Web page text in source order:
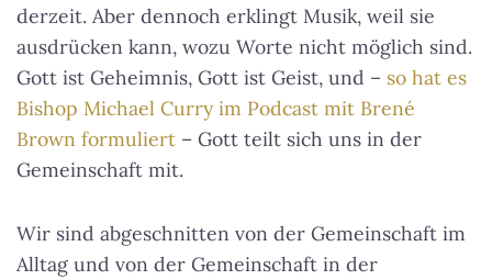
derzeit. Aber dennoch erklingt Musik, weil sie
ausdrücken kann, wozu Worte nicht möglich sind.
Gott ist Geheimnis, Gott ist Geist, und – so hat es
Bishop Michael Curry im Podcast mit Brené
Brown formuliert – Gott teilt sich uns in der
Gemeinschaft mit.
Wir sind abgeschnitten von der Gemeinschaft im
Alltag und von der Gemeinschaft in der